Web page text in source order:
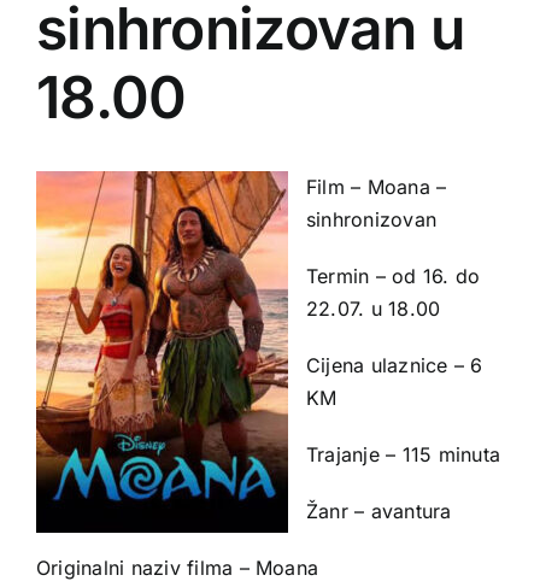
sinhronizovan u
18.00
Film – Moana –
sinhronizovan
Termin – od 16. do
22.07. u 18.00
Cijena ulaznice – 6
KM
Trajanje – 115 minuta
Žanr – avantura
Originalni naziv filma – Moana